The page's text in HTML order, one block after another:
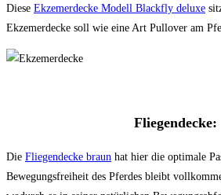
Diese Ekzemerdecke Modell Blackfly deluxe
Ekzemerdecke soll wie eine Art Pullover am
Fliegendecke:
Die Fliegendecke braun hat hier die optimale
Bewegungsfreiheit des Pferdes bleibt